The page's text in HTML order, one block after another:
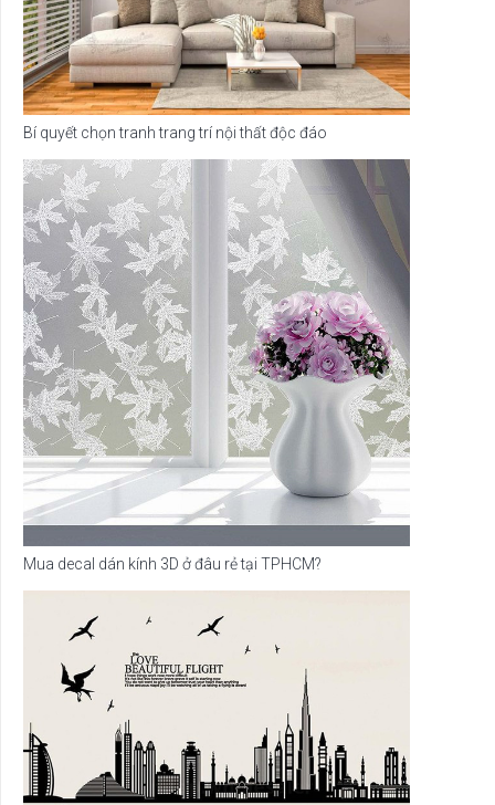
Bí quyết chọn tranh trang trí nội thất độc đáo
Mua decal dán kính 3D ở đâu rẻ tại TPHCM?